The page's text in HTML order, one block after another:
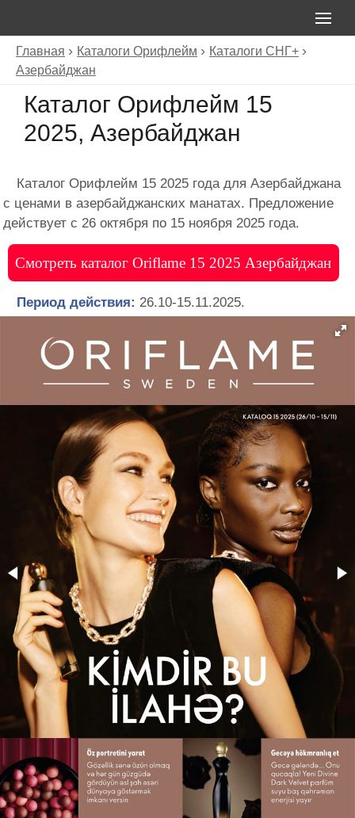
Главная Каталоги Орифлейм
Каталоги СНГ+
Азербайджан
Каталог Орифлейм 15
2025, Азербайджан
Каталог Орифлейм 15 2025 года для Азербайджана
с ценами в азербайджанских манатах. Предложение
действует с 26 октября по 15 ноября 2025 года.
Смотреть каталог Oriflame 15 2025 Азербайджан
Период действия: 26.10-15.11.2025.